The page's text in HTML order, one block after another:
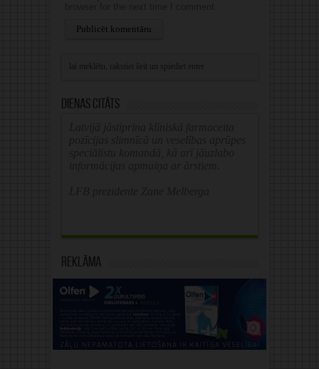
Dienas citāts
Reklāma